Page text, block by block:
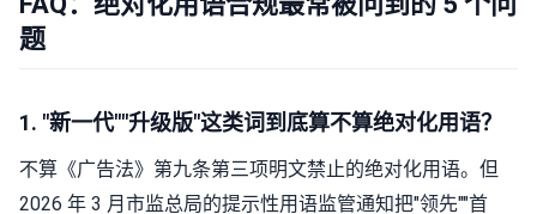
题
1. "新一代""升级版"这类词到底算不算绝对化用语？
不算《广告法》第九条第三项明文禁止的绝对化用语。但
2026 年 3 月市监总局的提示性用语监管通知把"领先""首